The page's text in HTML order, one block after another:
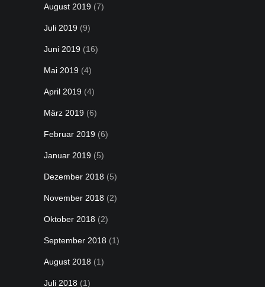
August 2019 (7)
Juli 2019 (9)
Juni 2019 (16)
Mai 2019 (4)
April 2019 (4)
März 2019 (6)
Februar 2019 (6)
Januar 2019 (5)
Dezember 2018 (5)
November 2018 (2)
Oktober 2018 (2)
September 2018 (1)
August 2018 (1)
Juli 2018 (1)